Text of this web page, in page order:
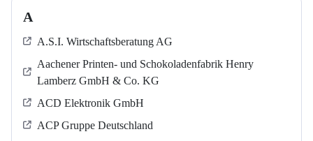
A
A.S.I. Wirtschaftsberatung AG
Aachener Printen- und Schokoladenfabrik Henry
Lamberz GmbH & Co. KG
ACD Elektronik GmbH
ACP Gruppe Deutschland